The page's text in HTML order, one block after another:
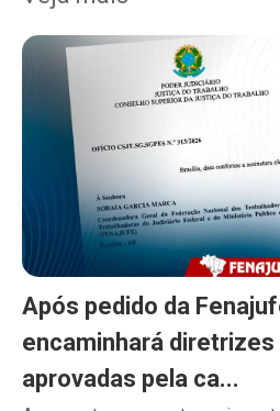
Após pedido da
encaminhará diretrizes
aprovadas pela ca...